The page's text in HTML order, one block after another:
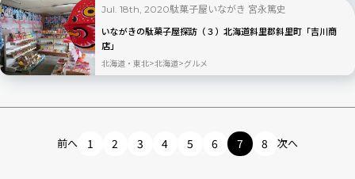
Jul. 18th, 2020駄菓子屋いながき 宮永篤史
いながきの駄菓子屋探訪（３）北海道斜里郡斜里町「吉川商
店」
北海道・東北 北海道 グルメ
前へ 1 2 3 4 5 6 7 8 次へ